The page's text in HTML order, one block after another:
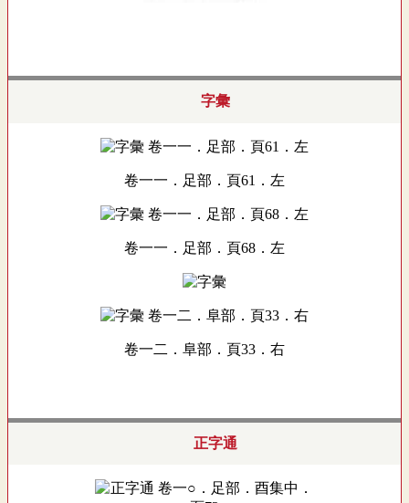
字彙
卷一一．足部．頁61．左
卷一一．足部．頁68．左
卷一二．阜部．頁33．右
正字通